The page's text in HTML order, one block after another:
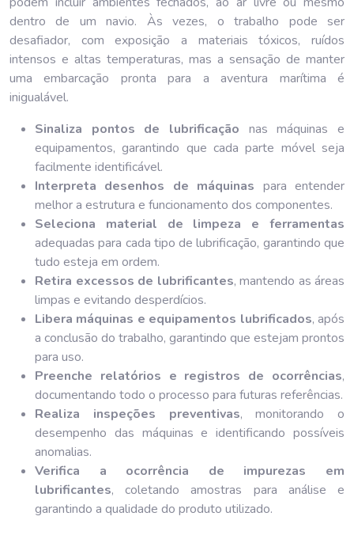
dentro de um navio. Às vezes, o trabalho pode ser
desafiador, com exposição a materiais tóxicos, ruídos
intensos e altas temperaturas, mas a sensação de manter
uma embarcação pronta para a aventura marítima é
inigualável.
Sinaliza pontos de lubrificação nas máquinas e
equipamentos, garantindo que cada parte móvel seja
facilmente identificável.
Interpreta desenhos de máquinas para entender
melhor a estrutura e funcionamento dos componentes.
Seleciona material de limpeza e ferramentas
adequadas para cada tipo de lubrificação, garantindo que
tudo esteja em ordem.
Retira excessos de lubrificantes, mantendo as áreas
limpas e evitando desperdícios.
Libera máquinas e equipamentos lubrificados, após
a conclusão do trabalho, garantindo que estejam prontos
para uso.
Preenche relatórios e registros de ocorrências,
documentando todo o processo para futuras referências.
Realiza inspeções preventivas, monitorando o
desempenho das máquinas e identificando possíveis
anomalias.
Verifica a ocorrência de impurezas em
lubrificantes, coletando amostras para análise e
garantindo a qualidade do produto utilizado.